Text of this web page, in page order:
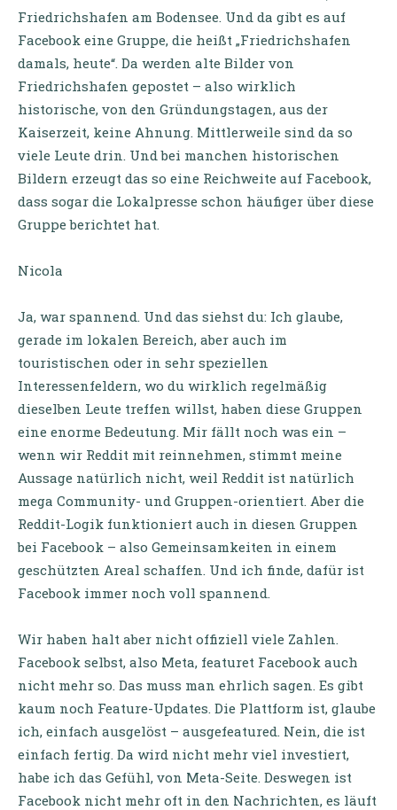
Friedrichshafen am Bodensee. Und da gibt es auf
Facebook eine Gruppe, die heißt „Friedrichshafen
damals, heute“. Da werden alte Bilder von
Friedrichshafen gepostet – also wirklich
historische, von den Gründungstagen, aus der
Kaiserzeit, keine Ahnung. Mittlerweile sind da so
viele Leute drin. Und bei manchen historischen
Bildern erzeugt das so eine Reichweite auf Facebook,
dass sogar die Lokalpresse schon häufiger über diese
Gruppe berichtet hat.
Nicola
Ja, war spannend. Und das siehst du: Ich glaube,
gerade im lokalen Bereich, aber auch im
touristischen oder in sehr speziellen
Interessenfeldern, wo du wirklich regelmäßig
dieselben Leute treffen willst, haben diese Gruppen
eine enorme Bedeutung. Mir fällt noch was ein –
wenn wir Reddit mit reinnehmen, stimmt meine
Aussage natürlich nicht, weil Reddit ist natürlich
mega Community- und Gruppen-orientiert. Aber die
Reddit-Logik funktioniert auch in diesen Gruppen
bei Facebook – also Gemeinsamkeiten in einem
geschützten Areal schaffen. Und ich finde, dafür ist
Facebook immer noch voll spannend.
Wir haben halt aber nicht offiziell viele Zahlen.
Facebook selbst, also Meta, featuret Facebook auch
nicht mehr so. Das muss man ehrlich sagen. Es gibt
kaum noch Feature-Updates. Die Plattform ist, glaube
ich, einfach ausgelöst – ausgefeatured. Nein, die ist
einfach fertig. Da wird nicht mehr viel investiert,
habe ich das Gefühl, von Meta-Seite. Deswegen ist
Facebook nicht mehr oft in den Nachrichten, es läuft